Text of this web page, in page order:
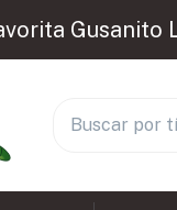
Gusanito